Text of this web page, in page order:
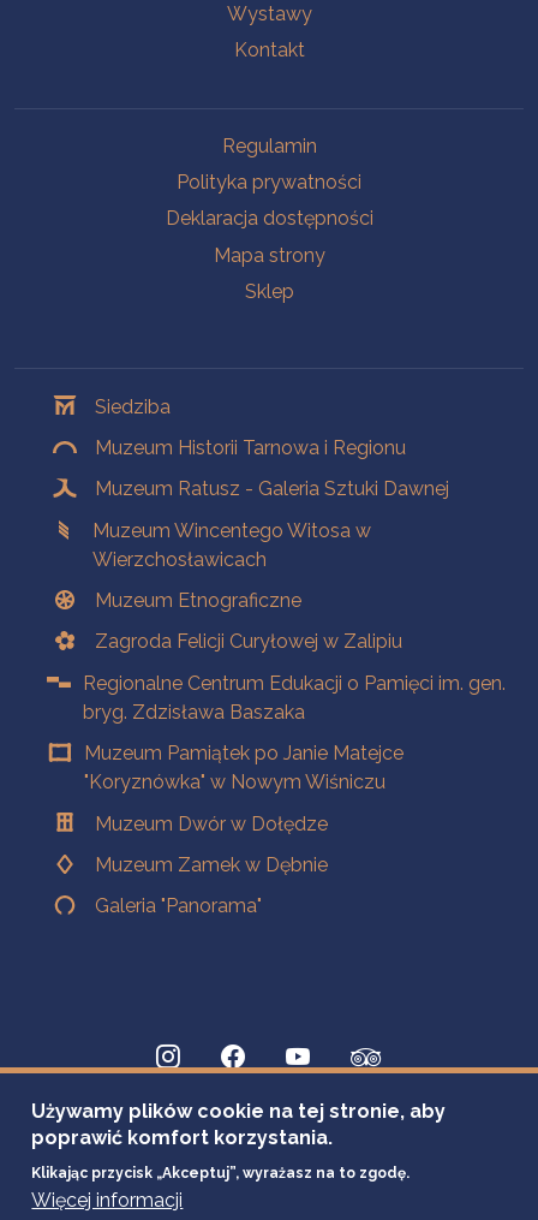
Wystawy
Kontakt
Regulamin
Polityka prywatności
Deklaracja dostępności
Mapa strony
Sklep
Siedziba
Muzeum Historii Tarnowa i Regionu
Muzeum Ratusz - Galeria Sztuki Dawnej
Muzeum Wincentego Witosa w
Wierzchosławicach
Muzeum Etnograficzne
Zagroda Felicji Curyłowej w Zalipiu
Regionalne Centrum Edukacji o Pamięci im. gen.
bryg. Zdzisława Baszaka
Muzeum Pamiątek po Janie Matejce
"Koryznówka" w Nowym Wiśniczu
Muzeum Dwór w Dołędze
Muzeum Zamek w Dębnie
Galeria "Panorama"
Używamy plików cookie na tej stronie, aby
poprawić komfort korzystania.
Klikając przycisk „Akceptuj”, wyrażasz na to zgodę.
Więcej informacji